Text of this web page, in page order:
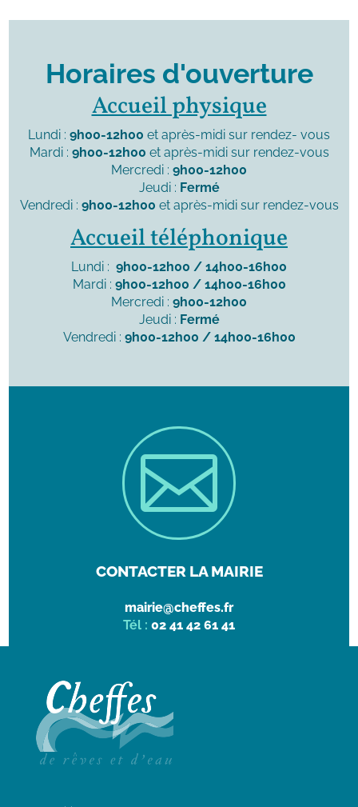
Horaires d'ouverture
Accueil physique
Lundi : 9h00-12h00 et après-midi sur rendez- vous
Mardi : 9h00-12h00 et après-midi sur rendez-vous
Mercredi : 9h00-12h00
Jeudi : Fermé
Vendredi : 9h00-12h00 et après-midi sur rendez-vous
Accueil téléphonique
Lundi : 9h00-12h00 / 14h00-16h00
Mardi : 9h00-12h00 / 14h00-16h00
Mercredi : 9h00-12h00
Jeudi : Fermé
Vendredi : 9h00-12h00 / 14h00-16h00

CONTACTER LA MAIRIE
mairie@cheffes.fr
Tél : 02 41 42 61 41